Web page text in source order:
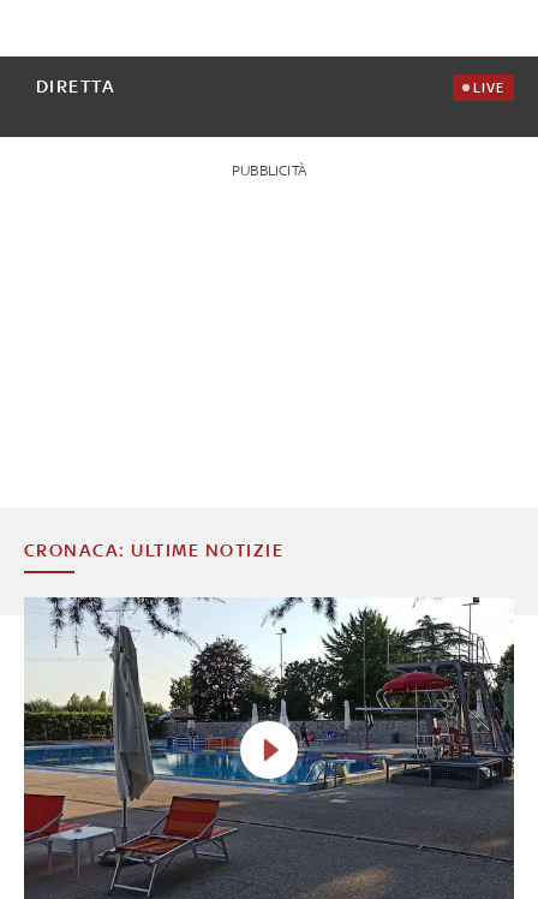
DIRETTA LIVE
PUBBLICITÀ
CRONACA: ULTIME NOTIZIE